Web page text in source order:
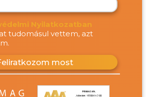
Nyilatkozatban
tudomásul vettem, azt
most